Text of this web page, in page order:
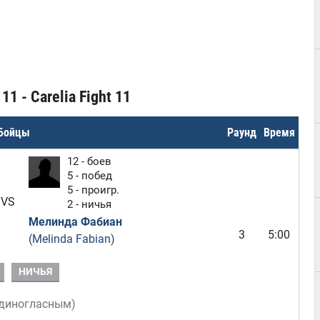
- Carelia Fight 11
Раунд Время
VS
12 - боев
5 - побед
5 - проигр.
2 - ничья
Мелинда Фабиан
(Melinda Fabian)
3 5:00
НИЧЬЯ
)